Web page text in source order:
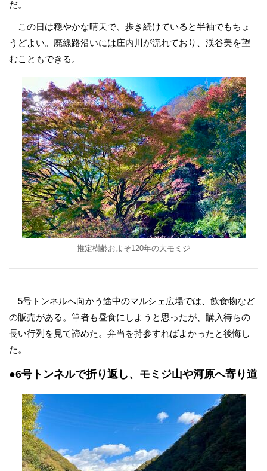
だ。
この日は穏やかな晴天で、歩き続けていると半袖でもちょ
うどよい。廃線路沿いには庄内川が流れており、渓谷美を望
むこともできる。
推定樹齢およそ120年の大モミジ
5号トンネルへ向かう途中のマルシェ広場では、飲食物など
の販売がある。筆者も昼食にしようと思ったが、購入待ちの
長い行列を見て諦めた。弁当を持参すればよかったと後悔し
た。
●6号トンネルで折り返し、モミジ山や河原へ寄り道